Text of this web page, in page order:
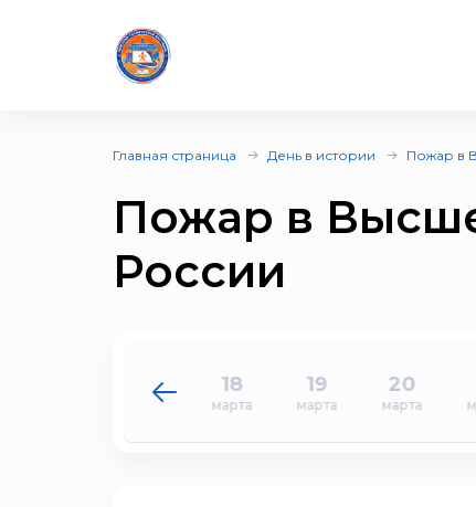
Главная страница День в истории Пожар в
Пожар в
России
17
марта
18
марта
19
марта
20
марта